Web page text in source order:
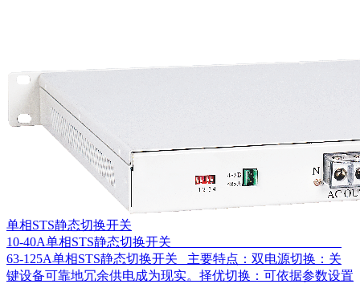
单相STS静态切换开关
10-40A单相STS静态切换开关
63-125A单相STS静态切换开关 主要特点：双电源切换：关
键设备可靠地冗余供电成为现实。择优切换：可依据参数设置